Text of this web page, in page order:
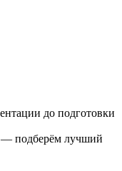
до подготовки
— подберём лучший